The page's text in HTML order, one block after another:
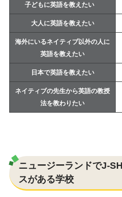
子どもに英語を教えたい
大人に英語を教えたい
海外にいるネイティブ以外の人に
英語を教えたい
日本で英語を教えたい
ネイティブの先生から英語の教授
法を教わりたい
ニュージーランドでJ-
スがある学校